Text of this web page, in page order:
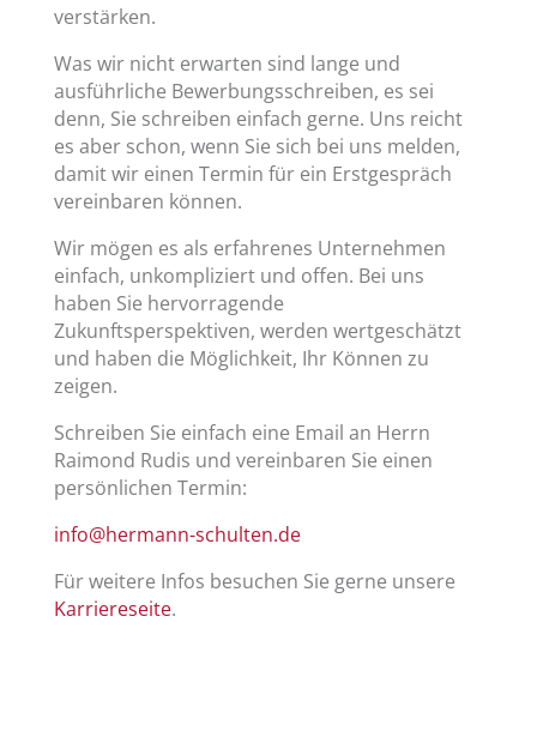
verstärken.
Was wir nicht erwarten sind lange und
ausführliche Bewerbungsschreiben, es sei
denn, Sie schreiben einfach gerne. Uns reicht
es aber schon, wenn Sie sich bei uns melden,
damit wir einen Termin für ein Erstgespräch
vereinbaren können.
Wir mögen es als erfahrenes Unternehmen
einfach, unkompliziert und offen. Bei uns
haben Sie hervorragende
Zukunftsperspektiven, werden wertgeschätzt
und haben die Möglichkeit, Ihr Können zu
zeigen.
Schreiben Sie einfach eine Email an Herrn
Raimond Rudis und vereinbaren Sie einen
persönlichen Termin:
info@hermann-schulten.de
Für weitere Infos besuchen Sie gerne unsere
Karriereseite.